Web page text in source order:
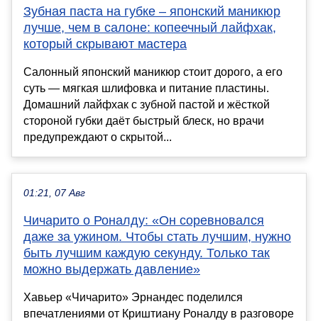
Зубная паста на губке – японский маникюр
лучше, чем в салоне: копеечный лайфхак,
который скрывают мастера
Салонный японский маникюр стоит дорого, а его
суть — мягкая шлифовка и питание пластины.
Домашний лайфхак с зубной пастой и жёсткой
стороной губки даёт быстрый блеск, но врачи
предупреждают о скрытой...
01:21, 07 Авг
Чичарито о Роналду: «Он соревновался
даже за ужином. Чтобы стать лучшим, нужно
быть лучшим каждую секунду. Только так
можно выдержать давление»
Хавьер «Чичарито» Эрнандес поделился
впечатлениями от Криштиану Роналду в разговоре